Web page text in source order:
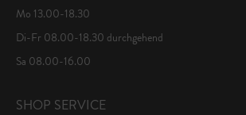
Mo 13.00-18.30
Di-Fr 08.00-18.30 durchgehend
Sa 08.00-16.00
SHOP SERVICE